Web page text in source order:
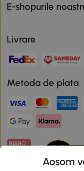
E-shopurile
Livrare
Metoda de plata
Aosom